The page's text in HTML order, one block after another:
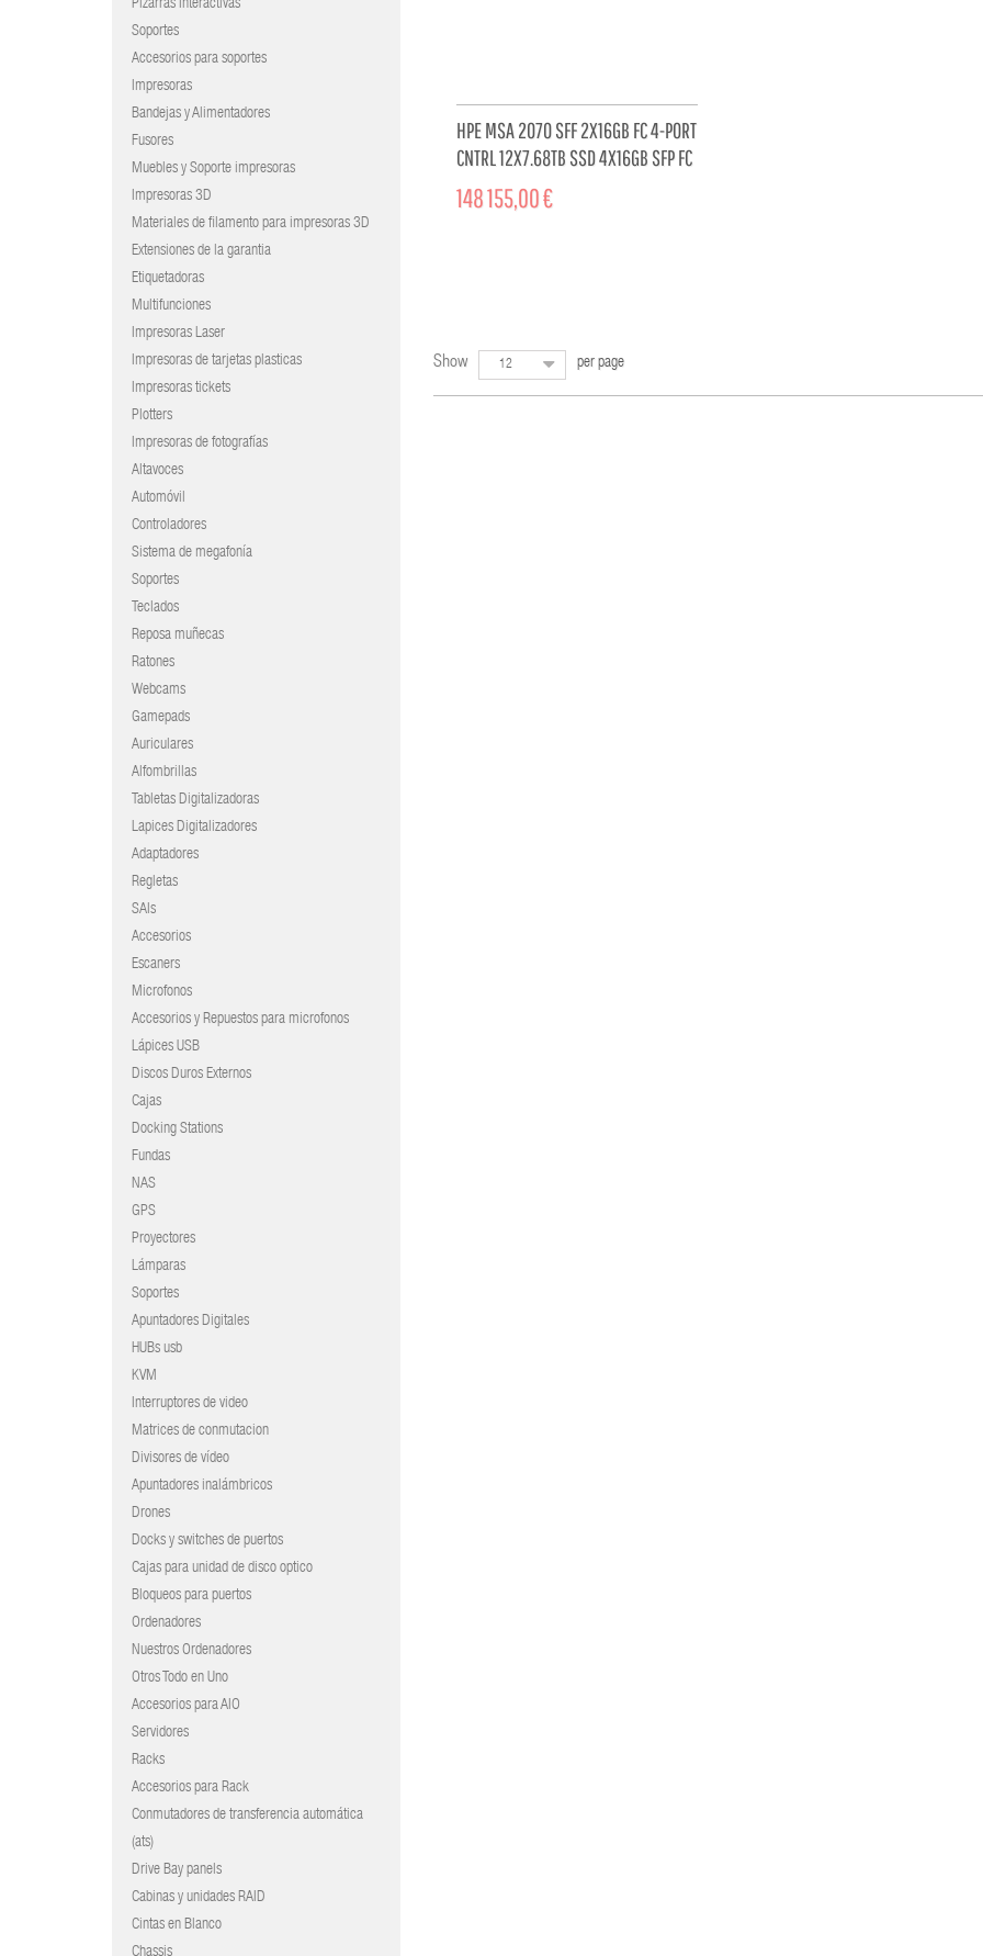
Pizarras Interactivas
Soportes
Accesorios para soportes
Impresoras
Bandejas y Alimentadores
Fusores
Muebles y Soporte impresoras
Impresoras 3D
Materiales de filamento para impresoras 3D
Extensiones de la garantia
Etiquetadoras
Multifunciones
Impresoras Laser
Impresoras de tarjetas plasticas
Impresoras tickets
Plotters
Impresoras de fotografías
Altavoces
Automóvil
Controladores
Sistema de megafonía
Soportes
Teclados
Reposa muñecas
Ratones
Webcams
Gamepads
Auriculares
Alfombrillas
Tabletas Digitalizadoras
Lapices Digitalizadores
Adaptadores
Regletas
SAIs
Accesorios
Escaners
Microfonos
Accesorios y Repuestos para microfonos
Lápices USB
Discos Duros Externos
Cajas
Docking Stations
Fundas
NAS
GPS
Proyectores
Lámparas
Soportes
Apuntadores Digitales
HUBs usb
KVM
Interruptores de video
Matrices de conmutacion
Divisores de vídeo
Apuntadores inalámbricos
Drones
Docks y switches de puertos
Cajas para unidad de disco optico
Bloqueos para puertos
Ordenadores
Nuestros Ordenadores
Otros Todo en Uno
Accesorios para AIO
Servidores
Racks
Accesorios para Rack
Conmutadores de transferencia automática
(ats)
Drive Bay panels
Cabinas y unidades RAID
Cintas en Blanco
Chassis
HPE MSA 2070 SFF 2X16GB FC 4-PORT
CNTRL 12X7.68TB SSD 4X16GB SFP FC
XCVR 92TB...
148 155,00 €
Show 12 per page